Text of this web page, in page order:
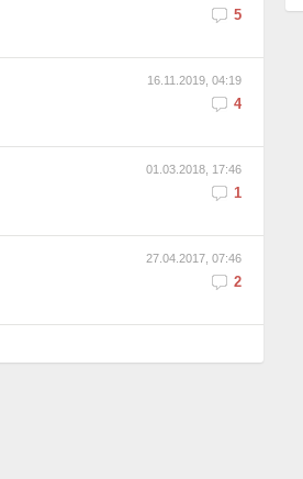
5
16.11.2019, 04:19
4
01.03.2018, 17:46
1
27.04.2017, 07:46
2